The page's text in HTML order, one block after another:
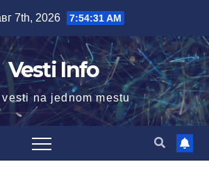
7th, 2026 7:54:32 AM
Vesti Info
vesti na jednom mestu